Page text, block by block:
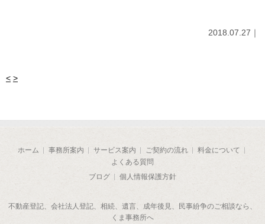
2018.07.27｜
< >
ホーム 事務所案内 サービス案内 ご契約の流れ
料金について
よくある質問
ブログ
個人情報保護方針
不動産登記、会社法人登記、相続、遺言、成年後見、民事紛争のご相談なら、
くま事務所へ